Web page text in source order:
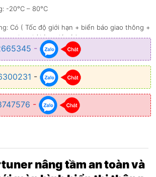
-20°C – 80°C
Có ( Tốc độ giới hạn + biển báo giao thông +
thu phí kèm giá vé )
( Ứng dụng VIETMAP HUD )
Gắn Trong / Gắn Ngoài )
Có
-
-
-
nâng tầm an toàn và